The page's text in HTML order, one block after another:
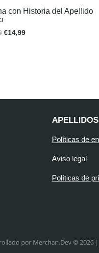
con Historia del Apellido
€14,99
Políticas de
Aviso legal
Políticas de
por Merchan.Dev © 2026